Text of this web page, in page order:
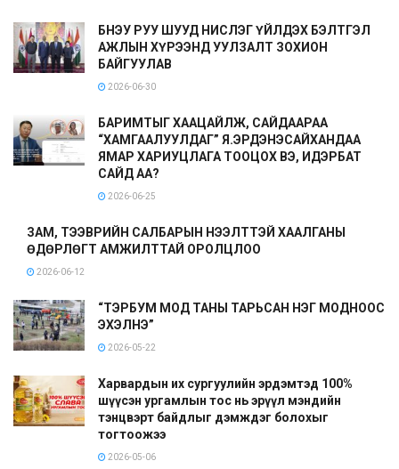
БНЭУ РУУ ШУУД НИСЛЭГ ҮЙЛДЭХ БЭЛТГЭЛ
АЖЛЫН ХҮРЭЭНД УУЛЗАЛТ ЗОХИОН
БАЙГУУЛАВ
2026-06-30
БАРИМТЫГ ХААЦАЙЛЖ, САЙДААРАА
“ХАМГААЛУУЛДАГ” Я.ЭРДЭНЭСАЙХАНДАА
ЯМАР ХАРИУЦЛАГА ТООЦОХ ВЭ, ИДЭРБАТ
САЙД АА?
2026-06-25
ЗАМ, ТЭЭВРИЙН САЛБАРЫН НЭЭЛТТЭЙ ХААЛГАНЫ
ӨДӨРЛӨГТ АМЖИЛТТАЙ ОРОЛЦЛОО
2026-06-12
“ТЭРБУМ МОД ТАНЫ ТАРЬСАН НЭГ МОДНООС
ЭХЭЛНЭ”
2026-05-22
Харвардын их сургуулийн эрдэмтэд 100%
шүүсэн ургамлын тос нь эрүүл мэндийн
тэнцвэрт байдлыг дэмждэг болохыг
тогтоожээ
2026-05-06